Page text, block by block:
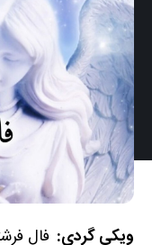
ویکی گردی: